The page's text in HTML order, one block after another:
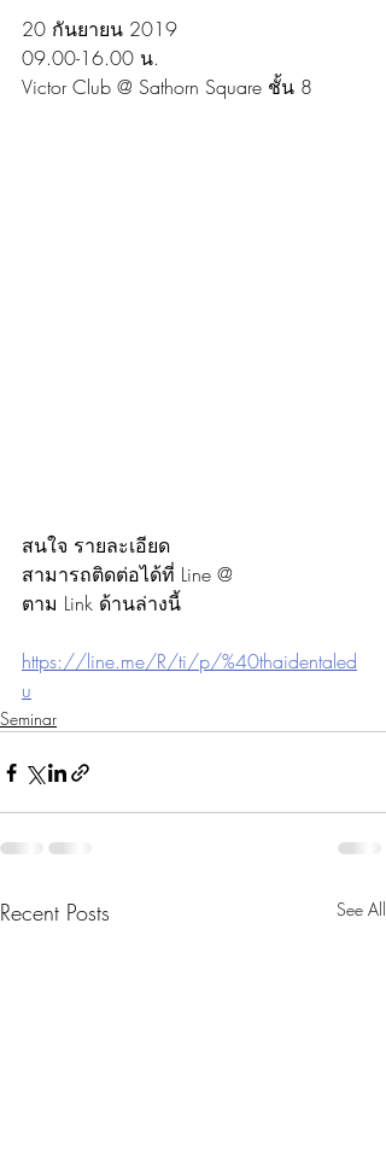
20 กันยายน 2019
09.00-16.00 น.
Victor Club @ Sathorn Square ชั้น 8
สนใจ รายละเอียด
สามารถติดต่อได้ที่ Line @
ตาม Link ด้านล่างนี้
https://line.me/R/ti/p/%40thaidentaled
u
Seminar
Recent Posts See All